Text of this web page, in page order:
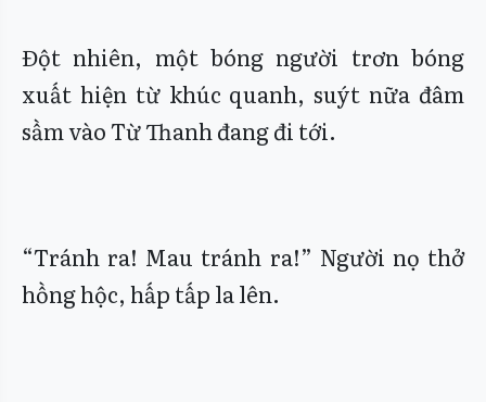
Đột nhiên, một bóng người trơn bóng
xuất hiện từ khúc quanh, suýt nữa đâm
sầm vào Từ Thanh đang đi tới.
“Tránh ra! Mau tránh ra!” Người nọ thở
hồng hộc, hấp tấp la lên.